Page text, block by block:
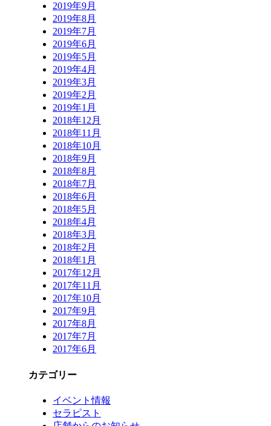
2019年9月
2019年8月
2019年7月
2019年6月
2019年5月
2019年4月
2019年3月
2019年2月
2019年1月
2018年12月
2018年11月
2018年10月
2018年9月
2018年8月
2018年7月
2018年6月
2018年5月
2018年4月
2018年3月
2018年2月
2018年1月
2017年12月
2017年11月
2017年10月
2017年9月
2017年8月
2017年7月
2017年6月
カテゴリー
イベント情報
セラピスト